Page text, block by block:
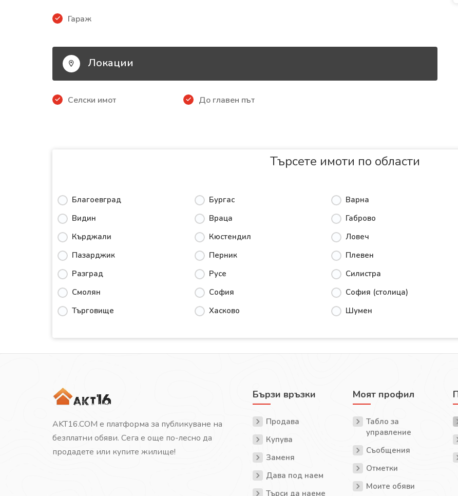
Гараж
Локации
Селски имот До главен път
Търсете имоти по области
Благоевград Бургас Варна
Видин
Враца Габрово
Кърджали
Кюстендил Ловеч
Пазарджик
Перник Плевен
Разград
Русе Силистра
Смолян
София София (столица)
Търговище
Хасково Шумен
AKT16.COM е платформа за публикуване на
безплатни обяви. Сега е още по-лесно да
продадете или купите жилище!
Бързи връзки
Продава
Купува
Заменя
Дава под наем
Търси да наеме
Моят профил
Табло за
управление
Съобщения
Отметки
Моите обяви